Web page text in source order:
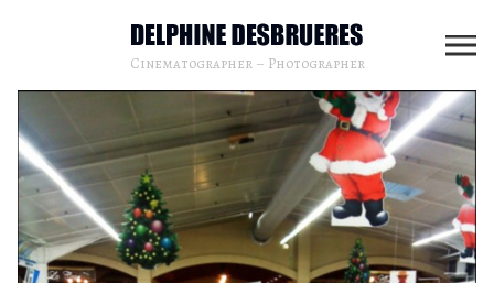
Cinematographer – Photographer